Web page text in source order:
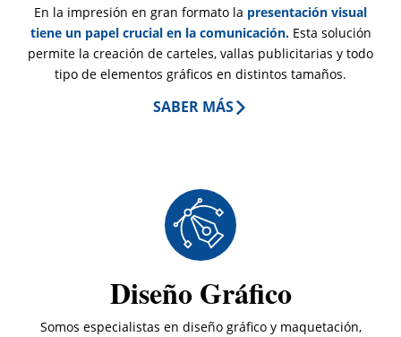
En la impresión en gran formato la presentación visual
tiene un papel crucial en la comunicación.Esta solución
permite la creación de carteles, vallas publicitarias y todo
tipo de elementos gráficos en distintos tamaños.
SABER MÁS
Diseño Gráfico
Somos especialistas en diseño gráfico y maquetación,